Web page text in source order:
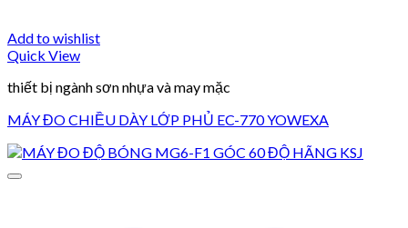
Add to wishlist
Quick View
thiết bị ngành sơn nhựa và may mặc
MÁY ĐO CHIỀU DÀY LỚP PHỦ EC-770 YOWEXA